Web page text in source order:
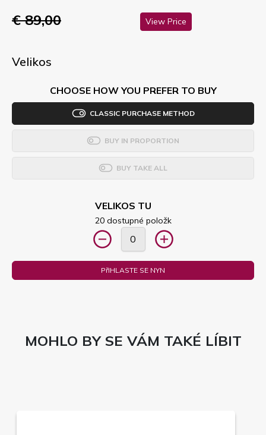
€ 89,00 View Price
Velikos
CHOOSE HOW YOU PREFER TO BUY
CLASSIC PURCHASE METHOD
BUY IN PROPORTION
BUY TAKE ALL
VELIKOS TU
20 dostupné položk
PřIHLASTE SE NYN
MOHLO BY SE VÁM TAKÉ LÍBIT